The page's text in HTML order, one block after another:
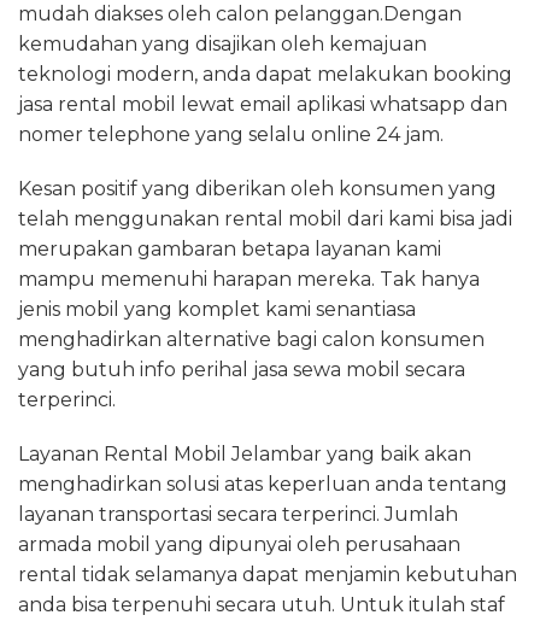
mudah diakses oleh calon pelanggan.Dengan
kemudahan yang disajikan oleh kemajuan
teknologi modern, anda dapat melakukan booking
jasa rental mobil lewat email aplikasi whatsapp dan
nomer telephone yang selalu online 24 jam.
Kesan positif yang diberikan oleh konsumen yang
telah menggunakan rental mobil dari kami bisa jadi
merupakan gambaran betapa layanan kami
mampu memenuhi harapan mereka. Tak hanya
jenis mobil yang komplet kami senantiasa
menghadirkan alternative bagi calon konsumen
yang butuh info perihal jasa sewa mobil secara
terperinci.
Layanan Rental Mobil Jelambar yang baik akan
menghadirkan solusi atas keperluan anda tentang
layanan transportasi secara terperinci. Jumlah
armada mobil yang dipunyai oleh perusahaan
rental tidak selamanya dapat menjamin kebutuhan
anda bisa terpenuhi secara utuh. Untuk itulah staf